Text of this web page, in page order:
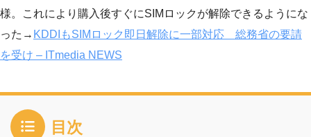
様。これにより購入後すぐにSIMロックが解除できるようにな
った→ KDDIもSIMロック即日解除に一部対応 総務省の要請
を受け – ITmedia NEWS
目次